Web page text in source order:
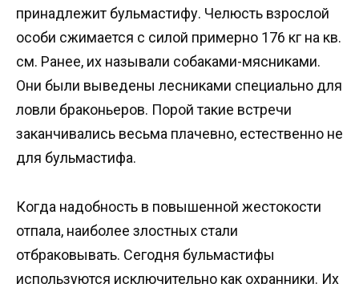
принадлежит бульмастифу. Челюсть взрослой
особи сжимается с силой примерно 176 кг на кв.
см. Ранее, их называли собаками-мясниками.
Они были выведены лесниками специально для
ловли браконьеров. Порой такие встречи
заканчивались весьма плачевно, естественно не
для бульмастифа.
Когда надобность в повышенной жестокости
отпала, наиболее злостных стали
отбраковывать. Сегодня бульмастифы
используются исключительно как охранники. Их